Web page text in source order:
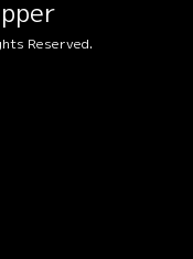
Reserved.